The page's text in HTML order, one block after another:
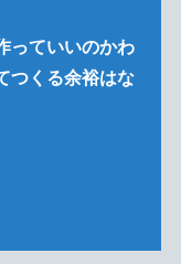
っていいのかわ
つくる余裕はな